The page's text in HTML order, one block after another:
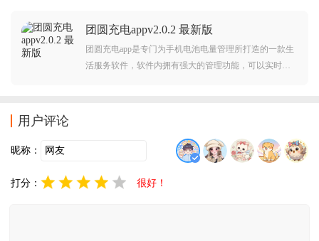
团圆充电appv2.0.2 最新版
团圆充电app是专门为手机电池电量管理所打造的一款生
活服务软件，软件内拥有强大的管理功能，可以实时查
用户评论
昵称：
打分： 很好！